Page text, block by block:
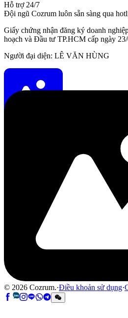
Hỗ trợ 24/7
Đội ngũ Cozrum luôn sẵn sàng qua
Giấy chứng nhận đăng ký doanh
hoạch và Đầu tư TP.HCM cấp ngày
Người đại diện: LÊ VĂN HÙNG
© 2026 Cozrum.·Điều khoản sử dụng·